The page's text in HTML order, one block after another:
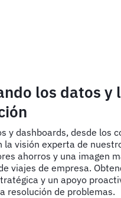
los datos y
y dashboards, desde los
la visión experta de
ahorros y una imagen
viajes de empresa.
y un apoyo
resolución de problemas.